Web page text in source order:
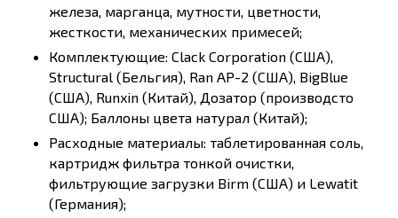
железа, марганца, мутности, цветности,
жесткости, механических примесей;
Комплектующие: Clack Corporation (США),
Structural (Бельгия), Ran AP-2 (США), BigBlue
(США), Runxin (Китай), Дозатор (производсто
США); Баллоны цвета натурал (Китай);
Расходные материалы: таблетированная соль,
картридж фильтра тонкой очистки,
фильтрующие загрузки Birm (США) и Lewatit
(Германия);